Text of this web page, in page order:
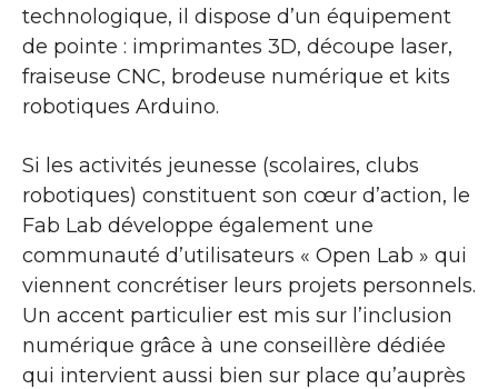
technologique, il dispose d’un équipement
de pointe : imprimantes 3D, découpe laser,
fraiseuse CNC, brodeuse numérique et kits
robotiques Arduino.
Si les activités jeunesse (scolaires, clubs
robotiques) constituent son cœur d’action, le
Fab Lab développe également une
communauté d’utilisateurs « Open Lab » qui
viennent concrétiser leurs projets personnels.
Un accent particulier est mis sur l’inclusion
numérique grâce à une conseillère dédiée
qui intervient aussi bien sur place qu’auprès